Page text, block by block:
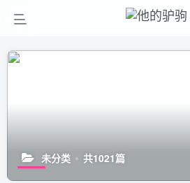
未分类 共1021篇